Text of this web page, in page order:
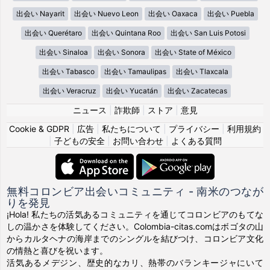
出会い Nayarit 出会い Nuevo Leon 出会い Oaxaca 出会い Puebla
出会い Querétaro 出会い Quintana Roo 出会い San Luis Potosi
出会い Sinaloa 出会い Sonora 出会い State of México
出会い Tabasco 出会い Tamaulipas 出会い Tlaxcala
出会い Veracruz 出会い Yucatán 出会い Zacatecas
ニュース 詐欺師 ストア
意見
Cookie & GDPR
広告 私たちについて プライバシー
利用規約
子どもの安全| お問い合わせ| よくある質問
無料コロンビア出会いコミュニティ - 南米のつなが
りを発見
¡Hola! 私たちの活気あるコミュニティを通じてコロンビアのもてな
しの温かさを体験してください。Colombia-citas.comはボゴタの山
からカルタヘナの海岸までのシングルを結びつけ、コロンビア文化
の情熱と喜びを祝います。
活気あるメデジン、歴史的なカリ、熱帯のバランキージャにいて